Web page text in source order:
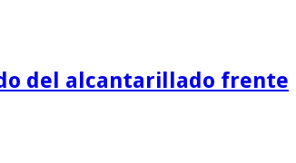
del alcantarillado frente